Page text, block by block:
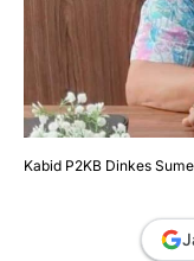
Kabid P2KB Dinkes